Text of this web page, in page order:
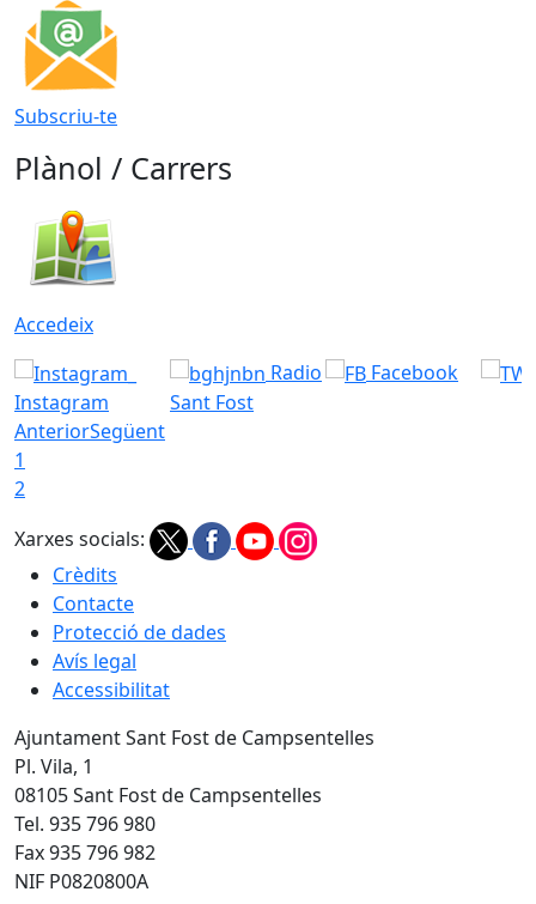
Subscriu-te
Plànol / Carrers
Accedeix
Instagram
Radio
Sant Fost
Facebook
AnteriorSegüent
1
2
Xarxes socials:
Crèdits
Contacte
Protecció de dades
Avís legal
Accessibilitat
Ajuntament Sant Fost de Campsentelles
Pl. Vila, 1
08105 Sant Fost de Campsentelles
Tel. 935 796 980
Fax 935 796 982
NIF P0820800A